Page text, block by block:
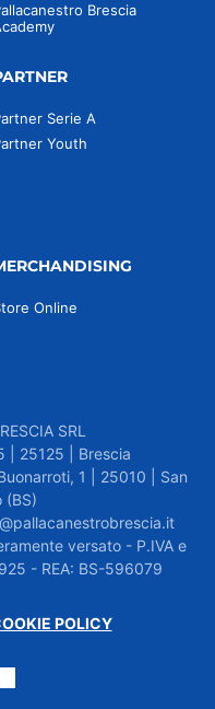
Brescia
Serie A
Youth
Online
SRL
| 25125 | Brescia
1 | 25010 | San
(BS)
versato - P.IVA e
- REA: BS-596079
POLICY